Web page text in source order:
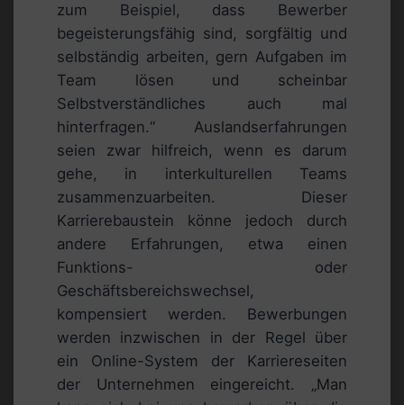
zum Beispiel, dass Bewerber
begeisterungsfähig sind, sorgfältig und
selbständig arbeiten, gern Aufgaben im
Team lösen und scheinbar
Selbstverständliches auch mal
hinterfragen.“ Auslandserfahrungen
seien zwar hilfreich, wenn es darum
gehe, in interkulturellen Teams
zusammenzuarbeiten. Dieser
Karrierebaustein könne jedoch durch
andere Erfahrungen, etwa einen
Funktions- oder
Geschäftsbereichswechsel,
kompensiert werden. Bewerbungen
werden inzwischen in der Regel über
ein Online-System der Karriereseiten
der Unternehmen eingereicht. „Man